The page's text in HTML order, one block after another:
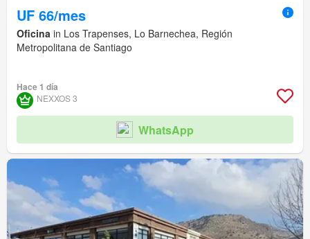
UF 66/mes
Oficina in Los Trapenses, Lo Barnechea, Región
Metropolitana de Santiago
Hace 1 día
NEXXOS 3
WhatsApp